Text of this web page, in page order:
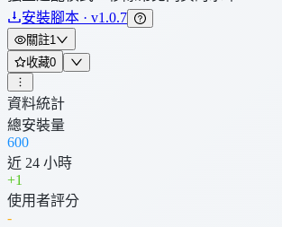
安裝腳本 · v1.0.7
關註1
收藏0
資料統計
總安裝量
600
近 24 小時
+1
使用者評分
-